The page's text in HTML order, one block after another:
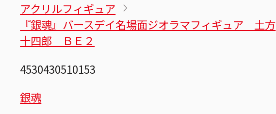
アクリルフィギュア
『銀魂』バースデイ名場面ジオラマフィギュア 土方
十四郎 ＢＥ２
4530430510153
銀魂